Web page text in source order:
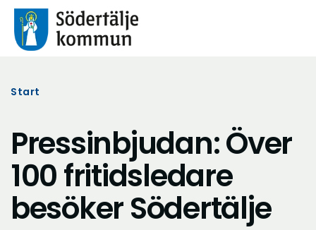
Start
Pressinbjudan: Över
100 fritidsledare
besöker Södertälje